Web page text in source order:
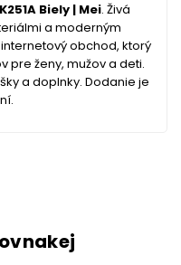
Biely | Mei. Živá
a moderným
obchod, ktorý
pre ženy, mužov a deti.
a doplnky. Dodanie je